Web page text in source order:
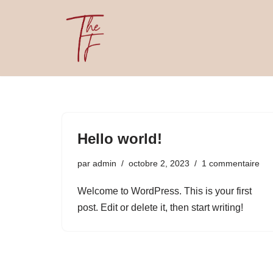
Hello world!
par admin octobre 2, 2023 1 commentaire
Welcome to WordPress. This is your first
post. Edit or delete it, then start writing!